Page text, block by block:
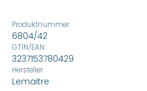
Produktnummer:
6804/42
GTIN/EAN:
3237153780429
Hersteller:
Lemaitre